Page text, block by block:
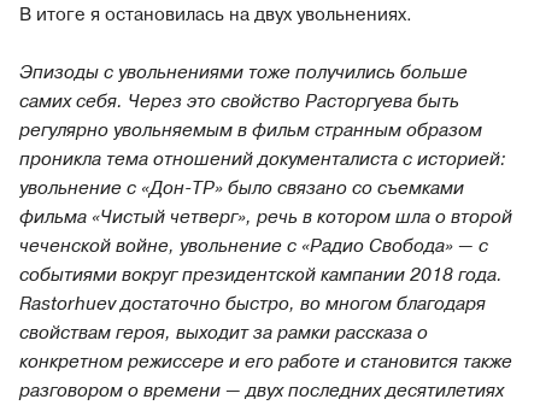
В итоге я остановилась на двух увольнениях.
Эпизоды с увольнениями тоже получились больше
самих себя. Через это свойство Расторгуева быть
регулярно увольняемым в фильм странным образом
проникла тема отношений документалиста с историей:
увольнение с «Дон-ТР» было связано со съемками
фильма «Чистый четверг», речь в котором шла о второй
чеченской войне, увольнение с «Радио Свобода» — с
событиями вокруг президентской кампании 2018 года.
Rastorhuev достаточно быстро, во многом благодаря
свойствам героя, выходит за рамки рассказа о
конкретном режиссере и его работе и становится также
разговором о времени — двух последних десятилетиях